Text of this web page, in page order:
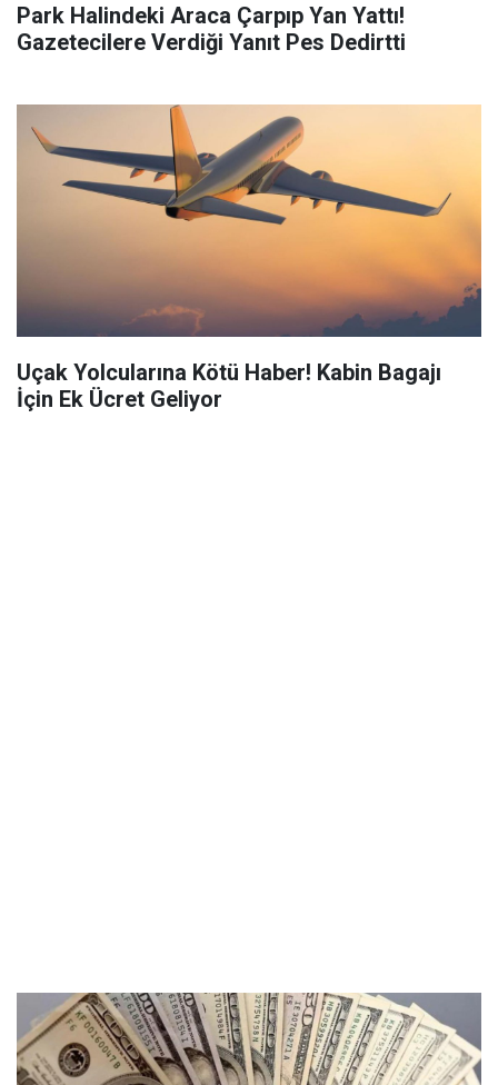
Park Halindeki Araca Çarpıp Yan Yattı!
Gazetecilere Verdiği Yanıt Pes Dedirtti
Uçak Yolcularına Kötü Haber! Kabin Bagajı
İçin Ek Ücret Geliyor